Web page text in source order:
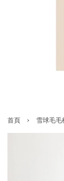
首頁 › 雪球毛毛